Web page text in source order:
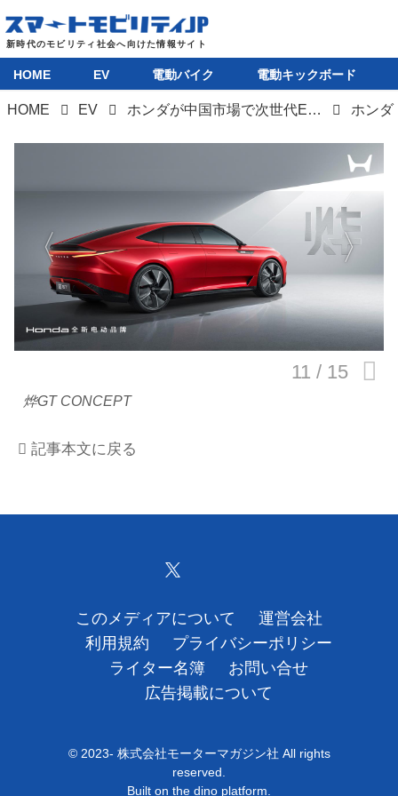
電動キックボード
ライフスタイル
テクノロジー
プライバシーポリシー
広告掲載について
HOME EV 電動バイク 電動キックボード
HOME EV ホンダが中国市場で次世代EVとなる「烨（yè：イエ）シリーズ」を発表 ホンダ
烨GT CONCEPT
記事本文に戻る
このメディアについて
運営会社
利用規約
プライバシーポリシー
ライター名簿
お問い合せ
広告掲載について
© 2023- 株式会社モーターマガジン社 All rights
reserved.
Built on the dino platform.